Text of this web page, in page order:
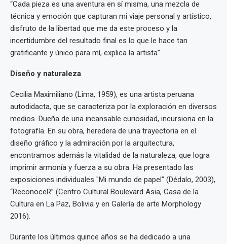
“Cada pieza es una aventura en sí misma, una mezcla de
técnica y emoción que capturan mi viaje personal y artístico,
disfruto de la libertad que me da este proceso y la
incertidumbre del resultado final es lo que le hace tan
gratificante y único para mí, explica la artista”.
Diseño y naturaleza
Cecilia Maximiliano (Lima, 1959), es una artista peruana
autodidacta, que se caracteriza por la exploración en diversos
medios. Dueña de una incansable curiosidad, incursiona en la
fotografía. En su obra, heredera de una trayectoria en el
diseño gráfico y la admiración por la arquitectura,
encontramos además la vitalidad de la naturaleza, que logra
imprimir armonía y fuerza a su obra. Ha presentado las
exposiciones individuales "Mi mundo de papel" (Dédalo, 2003),
“ReconoceR” (Centro Cultural Boulevard Asia, Casa de la
Cultura en La Paz, Bolivia y en Galería de arte Morphology
2016).
Durante los últimos quince años se ha dedicado a una